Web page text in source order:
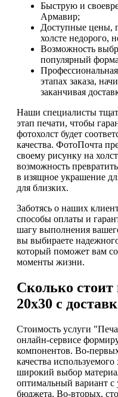
Быструю и
Армавир;
Доступные цены,
холсте недорого,
Возможность
популярный
этапах заказа,
заканчивая
Наши специалисты
этап печати, чтобы
фотохолст будет
качества. ФотоПочта
своему рисунку на
возможность
в изящное украшение
для близких.
Заботясь о наших
способы оплаты и
шагу выполнения
вы выбираете
который поможет вам
моменты жизни.
Сколько стоит
20х30 с
Стоимость услуги
онлайн-сервисе
компонентов. Во-
качества
широкий выбор
оптимальный вариант
бюджета. Во-вторых,